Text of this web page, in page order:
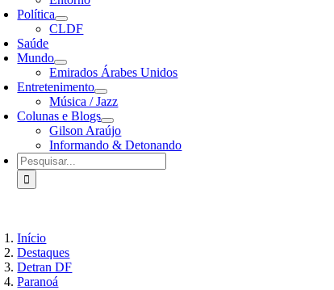
Política
CLDF
Saúde
Mundo
Emirados Árabes Unidos
Entretenimento
Música / Jazz
Colunas e Blogs
Gilson Araújo
Informando & Detonando
Buscar
resultados
para:
Início
Destaques
Detran DF
Paranoá